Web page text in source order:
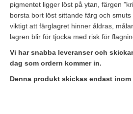
pigmentet ligger löst på ytan, färgen
borsta bort löst sittande färg och
viktigt att färglagret hinner åldras,
lagren blir för tjocka med risk för
Vi har snabba leveranser och
dag som ordern kommer in.
Denna produkt skickas endast inom